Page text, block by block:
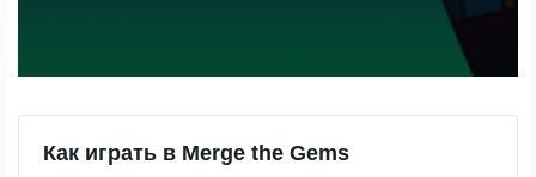
Как играть в Merge the Gems